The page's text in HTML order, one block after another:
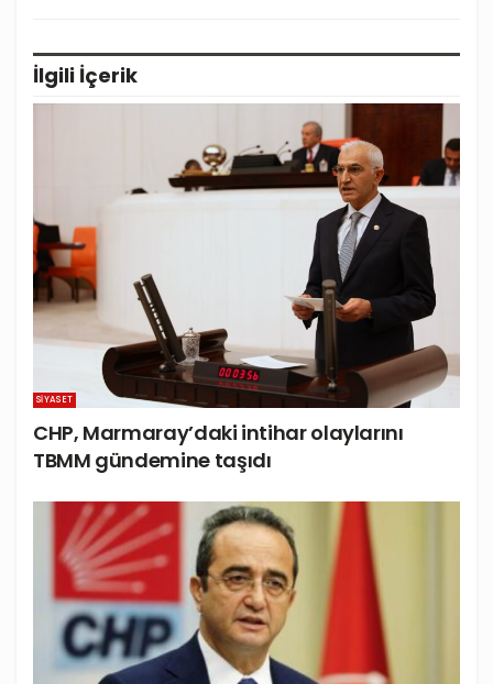
İlgili İçerik
SIYASET
CHP, Marmaray’daki intihar olaylarını
TBMM gündemine taşıdı